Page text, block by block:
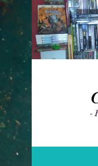
Accéder
au
contenu
principal